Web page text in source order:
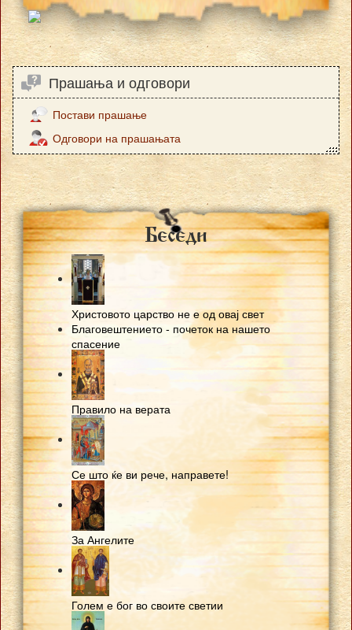
Прашања и одговори
Постави прашање
Одговори на прашањата
Besedi
Христовото царство не е од овај свет
Благовештението - почеток на нашето
спасение
Правило на верата
Се што ќе ви рече, направете!
За Ангелите
Голем е бог во своите светии